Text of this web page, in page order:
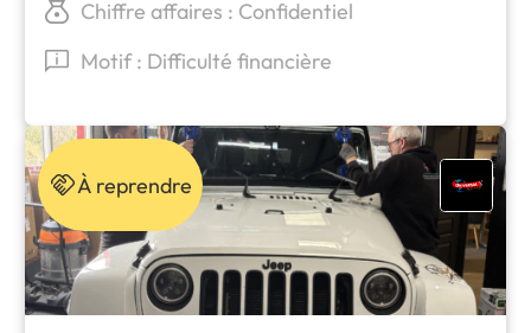
Chiffre affaires : Confidentiel
Motif : Difficulté financière
À reprendre